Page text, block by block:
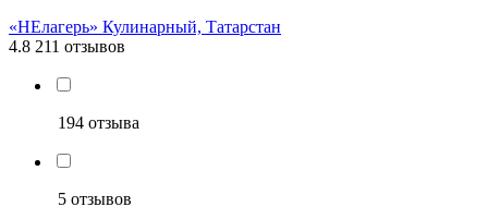
«НЕлагерь» Кулинарный, Татарстан
4.8 211 отзывов
194 отзыва
5 отзывов